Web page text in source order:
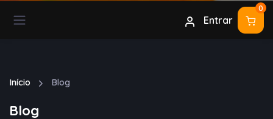
Entrar
0
Início Blog
Blog